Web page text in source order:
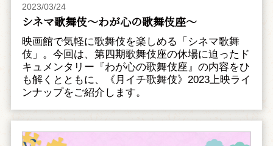
2023/03/24
シネマ歌舞伎～わが心の歌舞伎座～
映画館で気軽に歌舞伎を楽しめる「シネマ歌舞
伎」。今回は、第四期歌舞伎座の休場に迫ったド
キュメンタリー『わが心の歌舞伎座』の内容をひ
も解くとともに、《月イチ歌舞伎》2023上映ライ
ンナップをご紹介します。